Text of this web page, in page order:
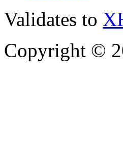
Validates to
Copyright ©